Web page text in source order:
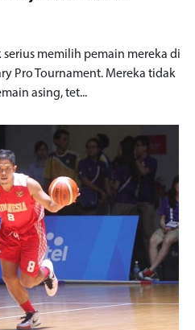
serius memilih pemain mereka di
Pro Tournament. Mereka tidak
asing, tet...